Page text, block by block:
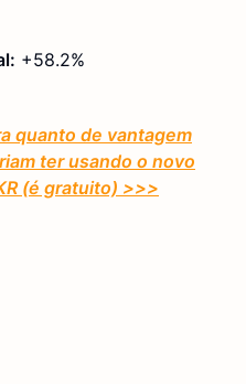
+58.2%
quanto de vantagem
ter usando o novo
(é gratuito) >>>